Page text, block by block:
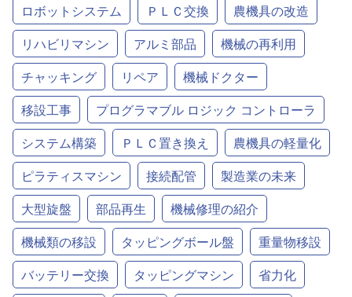
ロボットシステム
ＰＬＣ交換
農機具の改造
リハビリマシン
アルミ部品
機械の再利用
チャッキング
リペア
機械ドクター
移設工事
プログラマブル ロジック コントローラ
システム構築
ＰＬＣ置き換え
農機具の軽量化
ピラティスマシン
接続配管
製造業の未来
大型旋盤
部品再生
機械修理の紹介
機械類の移設
タッピングボール盤
重量物移設
バッテリー交換
タッピングマシン
省力化